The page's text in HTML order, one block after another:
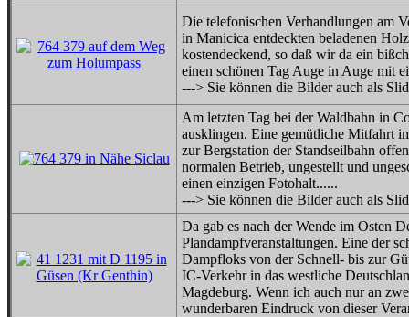
Die telefonischen Verhandlungen am
in Manicica entdeckten beladenen
kostendeckend, so daß wir da ein
einen schönen Tag Auge in Auge mit
---> Sie können die Bilder auch als
Am letzten Tag bei der Waldbahn in
ausklingen. Eine gemütliche Mitfahrt
zur Bergstation der Standseilbahn
normalen Betrieb, ungestellt und
einen einzigen Fotohalt......
---> Sie können die Bilder auch als
Da gab es nach der Wende im Osten
Plandampfveranstaltungen. Eine der
Dampfloks von der Schnell- bis zur
IC-Verkehr in das westliche
Magdeburg. Wenn ich auch nur an
wunderbaren Eindruck von dieser